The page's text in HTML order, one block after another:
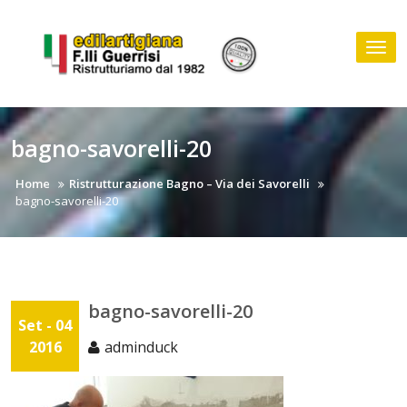
content
bagno-savorelli-20
Home
Ristrutturazione Bagno – Via dei Savorelli
bagno-savorelli-20
Set - 04
2016
bagno-savorelli-20
adminduck